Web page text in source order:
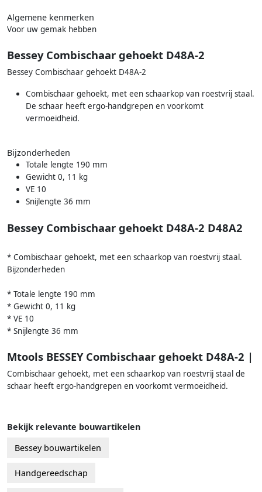
Algemene kenmerken
Voor uw gemak hebben
Bessey Combischaar gehoekt D48A-2
Bessey Combischaar gehoekt D48A-2
Combischaar gehoekt, met een schaarkop van roestvrij staal.
De schaar heeft ergo-handgrepen en voorkomt
vermoeidheid.
Bijzonderheden
Totale lengte 190 mm
Gewicht 0, 11 kg
VE 10
Snijlengte 36 mm
Bessey Combischaar gehoekt D48A-2 D48A2
* Combischaar gehoekt, met een schaarkop van roestvrij staal.
Bijzonderheden
* Totale lengte 190 mm
* Gewicht 0, 11 kg
* VE 10
* Snijlengte 36 mm
Mtools BESSEY Combischaar gehoekt D48A-2 |
Combischaar gehoekt, met een schaarkop van roestvrij staal de
schaar heeft ergo-handgrepen en voorkomt vermoeidheid.
Bekijk relevante bouwartikelen
Bessey bouwartikelen
Handgereedschap